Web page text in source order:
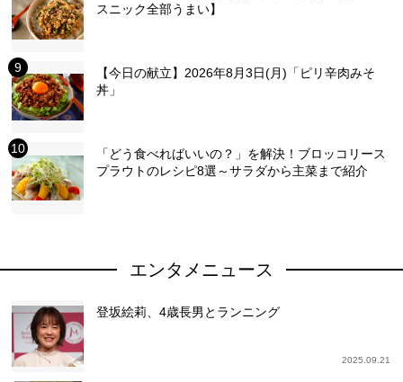
スニック全部うまい】
【今日の献立】2026年8月3日(月)「ピリ辛肉みそ
丼」
「どう食べればいいの？」を解決！ブロッコリース
プラウトのレシピ8選～サラダから主菜まで紹介
エンタメニュース
登坂絵莉、4歳長男とランニング
2025.09.21